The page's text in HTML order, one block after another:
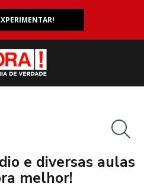
e diversas aulas
melhor!